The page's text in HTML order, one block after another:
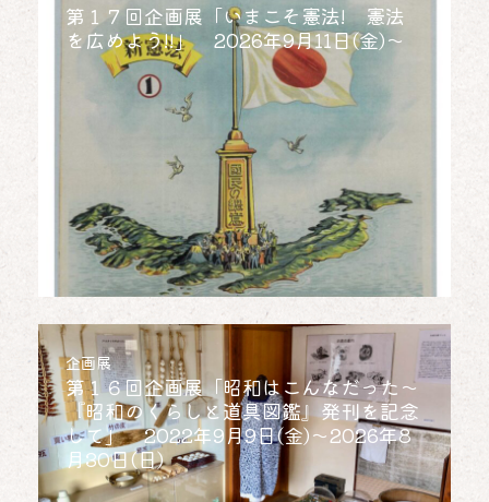
第１７回企画展「いまこそ憲法! 憲法
を広めよう!!」 2026年9月11日(金)～
企画展
第１６回企画展「昭和はこんなだった～
『昭和のくらしと道具図鑑』発刊を記念
して」 2022年9月9日(金)～2026年8
月30日(日)